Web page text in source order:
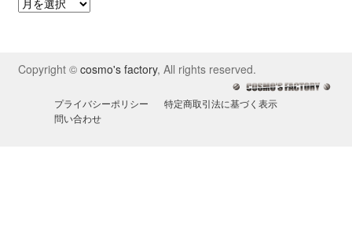
ブ
Copyright © cosmo's factory, All rights reserved.
プライバシーポリシー
特定商取引法に基づく表示
問い合わせ